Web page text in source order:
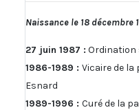
Naissance le 18 décembre
27 juin 1987 : Ordination
1986-1989 : Vicaire de la
Esnard
1989-1996 : Curé de la